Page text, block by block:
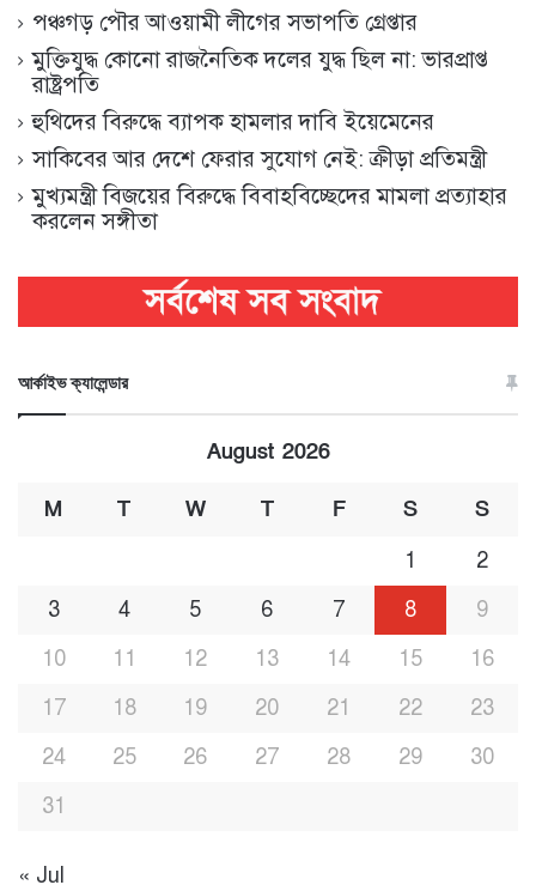
পঞ্চগড় পৌর আওয়ামী লীগের সভাপতি গ্রেপ্তার
মুক্তিযুদ্ধ কোনো রাজনৈতিক দলের যুদ্ধ ছিল না: ভারপ্রাপ্ত
রাষ্ট্রপতি
হুথিদের বিরুদ্ধে ব্যাপক হামলার দাবি ইয়েমেনের
সাকিবের আর দেশে ফেরার সুযোগ নেই: ক্রীড়া প্রতিমন্ত্রী
মুখ্যমন্ত্রী বিজয়ের বিরুদ্ধে বিবাহবিচ্ছেদের মামলা প্রত্যাহার
করলেন সঙ্গীতা
আর্কাইভ ক্যালেন্ডার
August 2026
M T W T F S S
1
2
3
4 5 6 7 8
9
10
11 12 13 14 15
16
17
18 19 20 21 22
23
24
25 26 27 28 29
30
31
« Jul